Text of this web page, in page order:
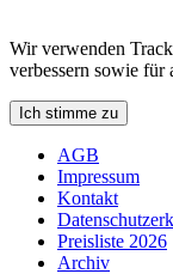
Wir verwenden
verbessern sowie für
Ich stimme zu
AGB
Impressum
Kontakt
Preisliste 2026
Archiv